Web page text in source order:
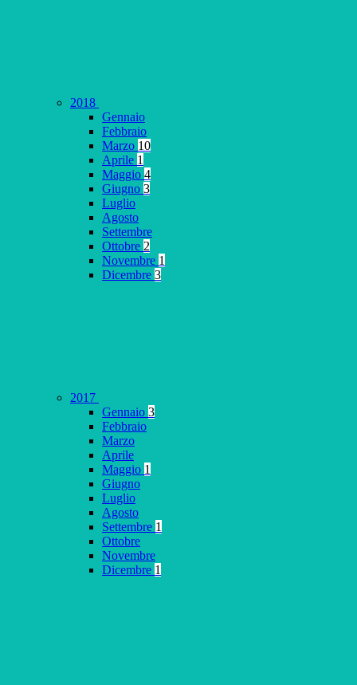
2018
Gennaio
Febbraio
Marzo 10
Aprile 1
Maggio 4
Giugno 3
Luglio
Agosto
Settembre
Ottobre 2
Novembre 1
Dicembre 3
2017
Gennaio 3
Febbraio
Marzo
Aprile
Maggio 1
Giugno
Luglio
Agosto
Settembre 1
Ottobre
Novembre
Dicembre 1